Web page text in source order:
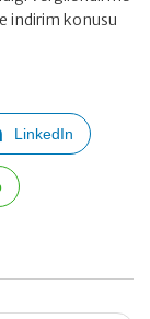
indirim konusu
LinkedIn